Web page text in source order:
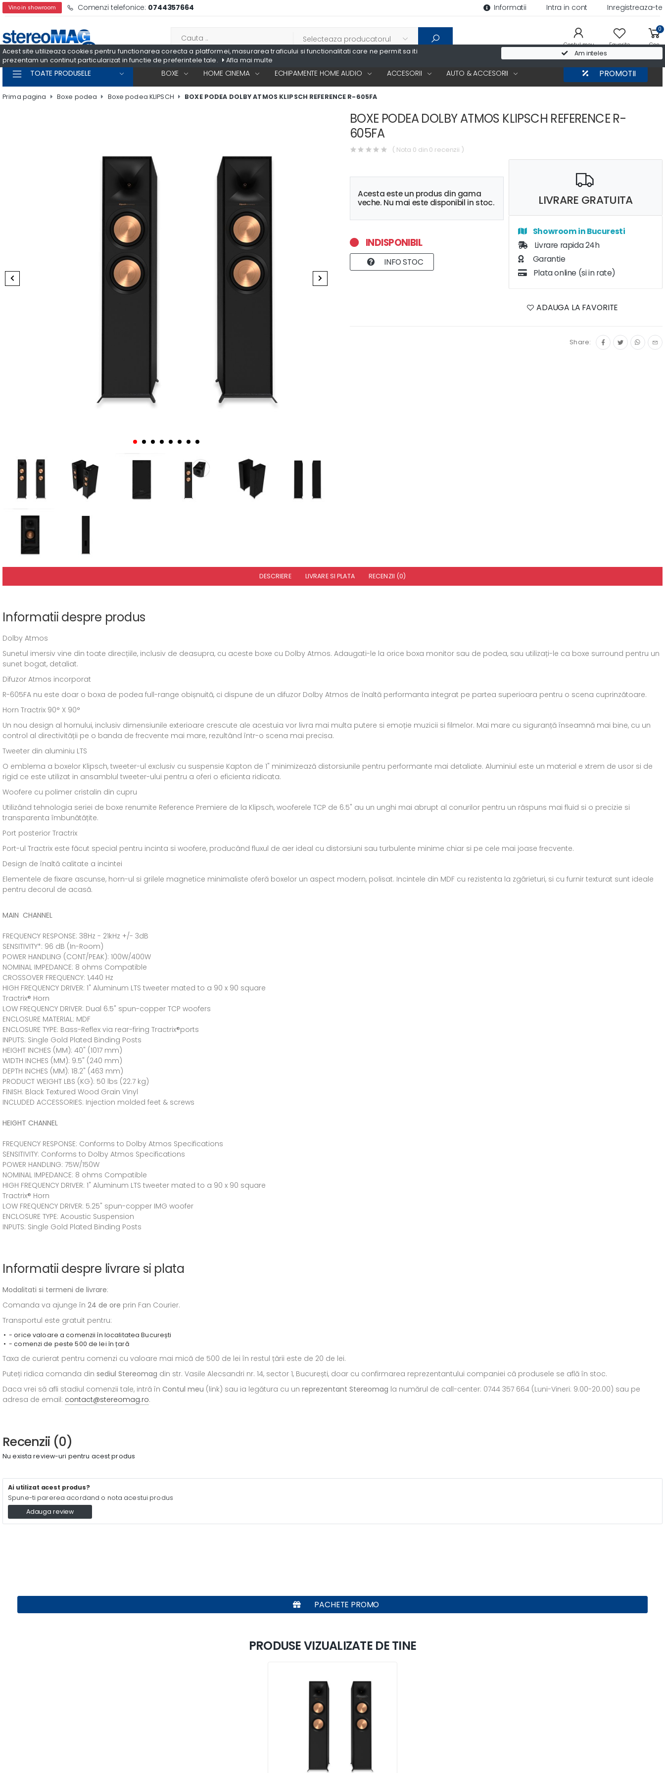
Acest site utilizeaza cookies pentru functionarea corecta a platformei, masurarea traficului si functionalitati care ne permit sa iti
prezentam un continut particularizat in functie de preferintele tale.
Afla mai multe
Am inteles
Vino in showroom Comenzi telefonice: 0744357664 Informatii Intra in cont Inregistreaza-te
Contul meu Favorite
0
Cos
TOATE PRODUSELE BOXE HOME CINEMA ECHIPAMENTE HOME AUDIO ACCESORII AUTO & ACCESORII PROMOTII
Prima pagina Boxe podea Boxe podea KLIPSCH BOXE PODEA DOLBY ATMOS KLIPSCH REFERENCE R-605FA
BOXE PODEA DOLBY ATMOS KLIPSCH REFERENCE R-
605FA
( Nota 0 din 0 recenzii )
Acesta este un produs din gama
veche. Nu mai este disponibil in stoc.
INDISPONIBIL
INFO STOC
LIVRARE GRATUITA
Showroom in Bucuresti
Livrare rapida 24h
Garantie
Plata online (si in rate)
ADAUGA LA FAVORITE
Share:
DESCRIERE LIVRARE SI PLATA RECENZII (0)
Informatii despre produs
Dolby Atmos
Sunetul imersiv vine din toate direcțiile, inclusiv de deasupra, cu aceste boxe cu Dolby Atmos. Adaugati-le la orice boxa monitor sau de podea, sau utilizați-le ca boxe surround pentru un
sunet bogat, detaliat.
Difuzor Atmos incorporat
R-605FA nu este doar o boxa de podea full-range obișnuită, ci dispune de un difuzor Dolby Atmos de înaltă performanta integrat pe partea superioara pentru o scena cuprinzătoare.
Horn Tractrix 90° X 90°
Un nou design al hornului, inclusiv dimensiunile exterioare crescute ale acestuia vor livra mai multa putere si emoție muzicii si filmelor. Mai mare cu siguranță înseamnă mai bine, cu un
control al directivității pe o banda de frecvente mai mare, rezultând într-o scena mai precisa.
Tweeter din aluminiu LTS
O emblema a boxelor Klipsch, tweeter-ul exclusiv cu suspensie Kapton de 1" minimizează distorsiunile pentru performante mai detaliate. Aluminiul este un material e xtrem de usor si de
rigid ce este utilizat in ansamblul tweeter-ului pentru a oferi o eficienta ridicata.
Woofere cu polimer cristalin din cupru
Utilizând tehnologia seriei de boxe renumite Reference Premiere de la Klipsch, wooferele TCP de 6.5" au un unghi mai abrupt al conurilor pentru un răspuns mai fluid si o precizie si
transparenta îmbunătățite.
Port posterior Tractrix
Port-ul Tractrix este făcut special pentru incinta si woofere, producând fluxul de aer ideal cu distorsiuni sau turbulente minime chiar si pe cele mai joase frecvente.
Design de înaltă calitate a incintei
Elementele de fixare ascunse, horn-ul si grilele magnetice minimaliste oferă boxelor un aspect modern, polisat. Incintele din MDF cu rezistenta la zgârieturi, si cu furnir texturat sunt ideale
pentru decorul de acasă.
MAIN CHANNEL
FREQUENCY RESPONSE: 38Hz - 21kHz +/- 3dB
SENSITIVITY*: 96 dB (In-Room)
POWER HANDLING (CONT/PEAK): 100W/400W
NOMINAL IMPEDANCE: 8 ohms Compatible
CROSSOVER FREQUENCY: 1,440 Hz
HIGH FREQUENCY DRIVER: 1" Aluminum LTS tweeter mated to a 90 x 90 square
Tractrix® Horn
LOW FREQUENCY DRIVER: Dual 6.5" spun-copper TCP woofers
ENCLOSURE MATERIAL: MDF
ENCLOSURE TYPE: Bass-Reflex via rear-firing Tractrix®ports
INPUTS: Single Gold Plated Binding Posts
HEIGHT INCHES (MM): 40" (1017 mm)
WIDTH INCHES (MM): 9.5" (240 mm)
DEPTH INCHES (MM): 18.2" (463 mm)
PRODUCT WEIGHT LBS (KG): 50 lbs (22.7 kg)
FINISH: Black Textured Wood Grain Vinyl
INCLUDED ACCESSORIES: Injection molded feet & screws
HEIGHT CHANNEL
FREQUENCY RESPONSE: Conforms to Dolby Atmos Specifications
SENSITIVITY: Conforms to Dolby Atmos Specifications
POWER HANDLING: 75W/150W
NOMINAL IMPEDANCE: 8 ohms Compatible
HIGH FREQUENCY DRIVER: 1" Aluminum LTS tweeter mated to a 90 x 90 square
Tractrix® Horn
LOW FREQUENCY DRIVER: 5.25" spun-copper IMG woofer
ENCLOSURE TYPE: Acoustic Suspension
INPUTS: Single Gold Plated Binding Posts
Informatii despre livrare si plata
Modalitati si termeni de livrare:
Comanda va ajunge în 24 de ore prin Fan Courier.
Transportul este gratuit pentru:
- orice valoare a comenzii în localitatea București
- comenzi de peste 500 de lei în țară
Taxa de curierat pentru comenzi cu valoare mai mică de 500 de lei în restul țării este de 20 de lei.
Puteți ridica comanda din sediul Stereomag din str. Vasile Alecsandri nr. 14, sector 1, București, doar cu confirmarea reprezentantului companiei că produsele se află în stoc.
Daca vrei să afli stadiul comenzii tale, intră în Contul meu (link) sau ia legătura cu un reprezentant Stereomag la numărul de call-center: 0744 357 664 (Luni-Vineri: 9.00-20.00) sau pe
adresa de email: contact@stereomag.ro.
Recenzii (0)
Nu exista review-uri pentru acest produs
Ai utilizat acest produs?
Spune-ti parerea acordand o nota acestui produs
Adauga review
PACHETE PROMO
PRODUSE VIZUALIZATE DE TINE